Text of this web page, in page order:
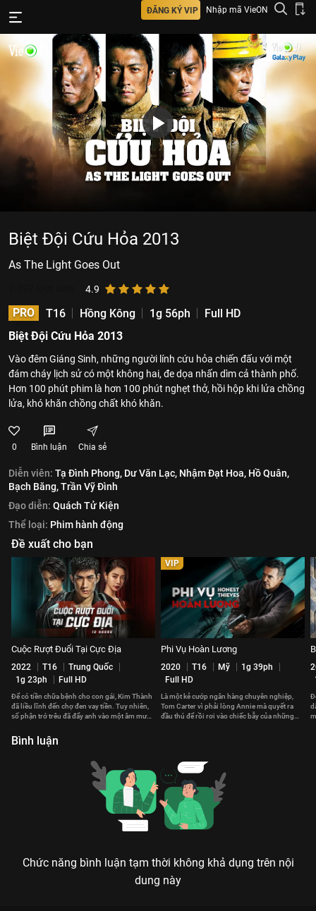
ĐĂNG KÝ VIP Nhập mã VieON
Biệt Đội Cứu Hỏa 2013
As The Light Goes Out
4.9
PRO T16 Hồng Kông 1g 56ph
Full HD
Biệt Đội Cứu Hỏa 2013
Vào đêm Giáng Sinh, những người lính cứu hỏa chiến đấu với một
đám cháy lịch sử có một không hai, đe dọa nhấn dìm cả thành phố.
Hơn 100 phút phim là hơn 100 phút nghẹt thở, hồi hộp khi lửa chồng
lửa, khó khăn chồng chất khó khăn.
0 Bình luận Chia sẻ
Diễn viên: Tạ Đình Phong, Dư Văn Lạc, Nhậm Đạt Hoa, Hồ Quân,
Bạch Băng,Trần Vỹ Đình
Đạo diễn: Quách Tử Kiện
Thể loại: Phim hành động
Đề xuất cho bạn
Cuộc Rượt Đuổi Tại Cực Địa
2022 T16
Trung Quốc
1g 23ph
Full HD
Để có tiền chữa bệnh cho con gái, Kim Thành
đã liều lĩnh đến chợ đen vay tiền. Tuy nhiên,
số phận trớ trêu đã đẩy anh vào một âm mưu
VIP
Phi Vụ Hoàn Lương
2020 T16 Mỹ
1g 39ph
Full HD
Là một kẻ cướp ngân hàng chuyên nghiệp,
Tom Carter vì phải lòng Annie mà quyết ra
đầu thú để rồi rơi vào chiếc bẫy của những
Bình luận
Chức năng bình luận tạm thời không khả dụng trên nội
dung này